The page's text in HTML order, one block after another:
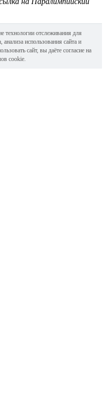
технологии отслеживания для
анализа использования сайта и
сайт, вы даёте согласие на
cookie.